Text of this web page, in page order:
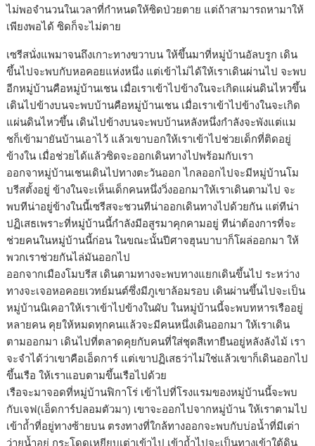
ไม่พอจำนวนในเวลาที่กำหนดให้ซิดป่วยตาย แต่ถ้าสามารถหามาให้
เพียงพอได้ ซิดก็จะไม่ตาย
เซรีสนั่งแพมาจนถึงเกาะทางขวาบน ให้ขึ้นมาที่หมู่บ้านอัลบรูก เดิน
ขึ้นไปจะพบกับหอคอยแห่งหนึ่ง แต่เข้าไม่ได้ให้เราเดินผ่านไป จะพบ
อีกหมู่บ้านคือหมู่บ้านเชน เมื่อเราเข้าไปข้างในจะเกิดแผ่นดินไหวขึ้น
เดินไปข้างบนจะพบบ้านคือหมู่บ้านเชน เมื่อเราเข้าไปข้างในจะเกิด
แผ่นดินไหวขึ้น เดินไปข้างบนจะพบบ้านหลังหนึ่งกำลังจะพังแต่แม
ชก็เข้ามายันบ้านเอาไว้ แล้วเขาบอกให้เราเข้าไปช่วยเด็กที่ติดอยู่
ข้างใน เมื่อช่วยได้แล้วซิดจะออกเดินทางไปพร้อมกับเรา
ออกจาหมู่บ้านเชนเดินไปทางตะวันออก ไกลออกไปจะมีหมู่บ้านโม
บรีสตั้งอยู่ ข้างในจะเห็นเด็กคนหนึ่งวิ่งออกมาให้เราเดินตามไป จะ
พบทีน่าอยู่ข้างในนี้เซรีสจะชวนทีน่าออกเดินทางไปด้วยกัน แต่ทีน่า
ปฏิเสธเพราะที่หมู่บ้านนี้กำลังมีอสูรมาคุกคามอยู่ ทีน่าต้องการที่จะ
ช่วยคนในหมู่บ้านนี้ก่อน ในขณะนั้นปีศาจฮุนบาบาก็โผล่ออกมา ให้
พวกเราช่วยกันไล่มันออกไป
ออกจากเมืองโมบรีส เดินตามทางจะพบทางแยกเดินขึ้นไป ระหว่าง
ทางจะเจอหอคอยเวทย์มนต์ซึ่งมีภูเขาล้อมรอบ เดินผ่านขึ้นไปจะเป็น
หมู่บ้านนิเคอาให้เราเข้าไปข้างในผับ ในหมู่บ้านนี้จะพบทหารเรืออยู่
หลายคน คุยให้หมดทุกคนแล้วจะมีคนหนึ่งเดินออกมา ให้เราเดิน
ตามออกมา เดินไปที่ตลาดคุยกับคนที่ใส่ชุดสีเทายืนอยู่หลังลังไม้ เรา
จะจำได้ว่าเขาคือเอ็ดการ์ แต่เขาปฏิเสธว่าไม่ใช่แล้วเขาก็เดินออกไป
ขึ้นเรือ ให้เราแอบตามขึ้นเรือไปด้วย
เรือจะมาจอดที่หมู่บ้านฟิกาโร่ เข้าไปที่โรงแรมของหมู่บ้านนี้จะพบ
กับเจฟ(เอ็ดการ์ปลอมตัวมา) เขาจะออกไปจากหมู่บ้าน ให้เราตามไป
เข้าถ้ำที่อยู่ทางซ้ายบน ตรงทางที่ใกล้ทางออกจะพบกับบ่อน้ำที่มีเต่า
ว่ายน้ำอยู่ กระโดดเหยียบเต่าเข้าไป เข้าถ้ำไปจะเป็นทางเข้าใต้ดิน